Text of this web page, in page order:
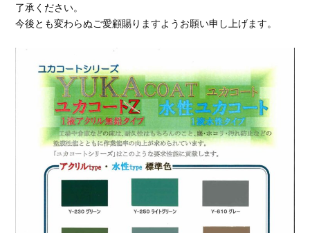
了承ください。
今後とも変わらぬご愛顧賜りますようお願い申し上げます。